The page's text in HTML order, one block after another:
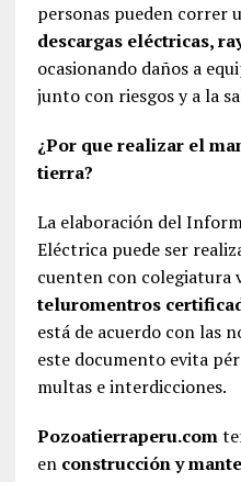
personas pueden correr
descargas eléctricas,
ocasionando daños a
junto con riesgos y a la
¿Por que realizar el
tierra?
La elaboración del
Eléctrica puede ser
cuenten con colegiatura
teluromentros
está de acuerdo con las
este documento evita
multas e interdicciones.
Pozoatierraperu.com
en construcción y